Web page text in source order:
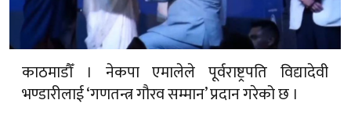
काठमाडौँ । नेकपा एमालेले पूर्वराष्ट्रपति विद्यादेवी
भण्डारीलाई ‘गणतन्त्र गौरव सम्मान’ प्रदान गरेको छ ।